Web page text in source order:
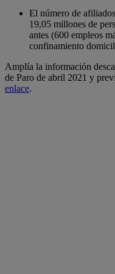
El número de
19,05 millones de
antes (600 empleos
confinamiento
Amplía la información
de Paro de abril 2021 y
enlace.